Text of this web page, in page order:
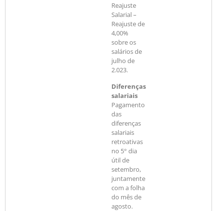
Reajuste
Salarial –
Reajuste de
4,00%
sobre os
salários de
julho de
2.023.
Diferenças
salariais
Pagamento
das
diferenças
salariais
retroativas
no 5° dia
útil de
setembro,
juntamente
com a folha
do mês de
agosto.